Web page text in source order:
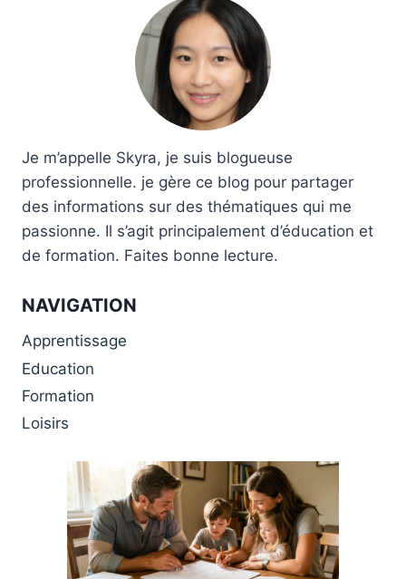
d'escalade (LxLxH) : 90 x
29,5 x 8,3 cm.
présenté dans un nouvel
emballage en plastique
recyclé. Détails :
Compartiment principal
Compartiment arrière pour
une raquette
Compartiment zippé pour
accessoires à l'avant
Bretelles de sac à dos
adaptées aux enfants
avec sangle de poitrine
Rembourrage dorsal
Poche latérale en filet pour
bouteilles Étiquette
Black/White
Je m’appelle Skyra, je suis blogueuse
professionnelle. je gère ce blog pour partager
des informations sur des thématiques qui me
passionne. Il s’agit principalement d’éducation et
de formation. Faites bonne lecture.
NAVIGATION
Apprentissage
Education
Formation
Loisirs